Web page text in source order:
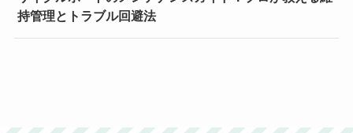
持管理とトラブル回避法